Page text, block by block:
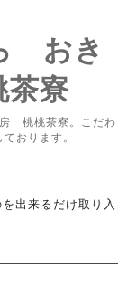
おき
寮
桃桃茶寮。こだわ
おります。
出来るだけ取り入